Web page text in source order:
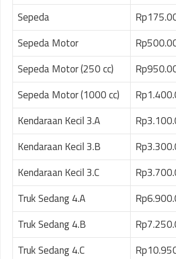
Sepeda
Sepeda Motor
Sepeda Motor (250 cc)
Sepeda Motor (1000 cc)
Kendaraan Kecil 3.A
Kendaraan Kecil 3.B
Kendaraan Kecil 3.C
Truk Sedang 4.A
Truk Sedang 4.B
Truk Sedang 4.C